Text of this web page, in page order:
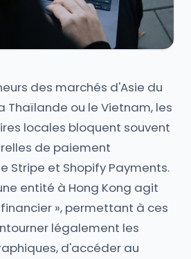
des marchés d'Asie du
Thaïlande ou le Vietnam, les
locales bloquent souvent
de paiement
Stripe et Shopify Payments.
entité à Hong Kong agit
», permettant à ces
légalement les
d'accéder au